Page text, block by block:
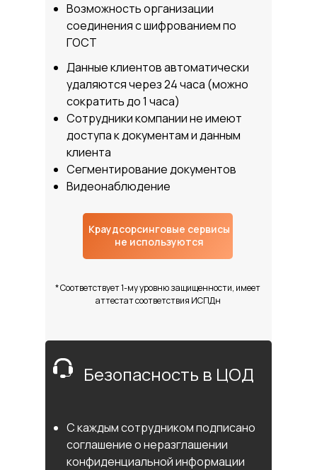
Возможность организации
соединения с шифрованием по
ГОСТ
Данные клиентов автоматически
удаляются через 24 часа (можно
сократить до 1 часа)
Сотрудники компании не имеют
доступа к документам и данным
клиента
Сегментирование документов
Видеонаблюдение
Краудсорсинговые сервисы
не используются
* Соответствует 1-му уровню защищенности, имеет
аттестат соответствия ИСПДн
Безопасность в ЦОД
С каждым сотрудником подписано
cоглашение о неразглашении
конфиденциальной информации